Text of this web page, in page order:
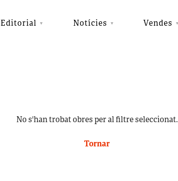
Editorial Notícies Vendes
No s'han trobat obres per al filtre seleccionat.
Tornar